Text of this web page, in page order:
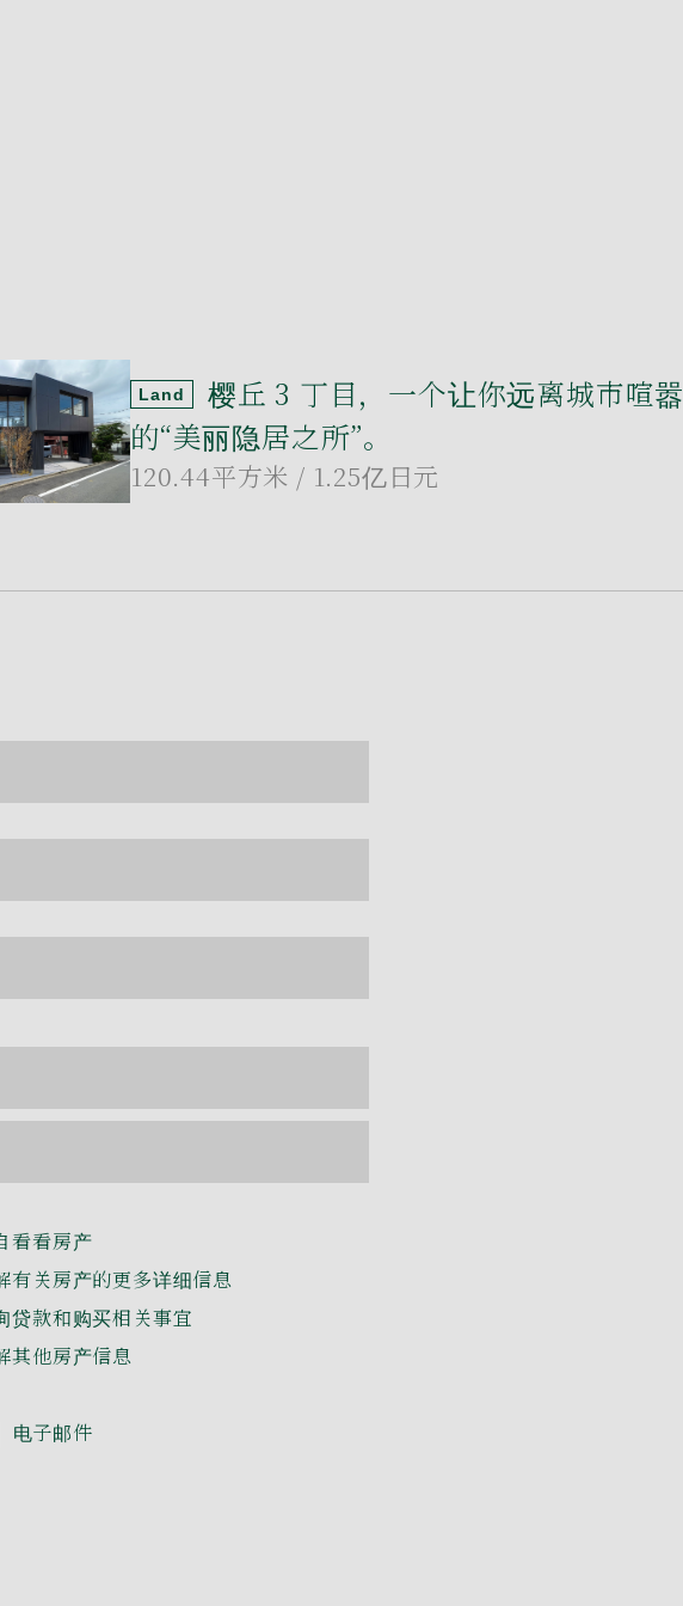
Land
樱丘 3 丁目，一个让你远离城市喧嚣
的“美丽隐居之所”。
120.44平方米 / 1.25亿日元
看看房产
有关房产的更多详细信息
贷款和购买相关事宜
其他房产信息
电子邮件